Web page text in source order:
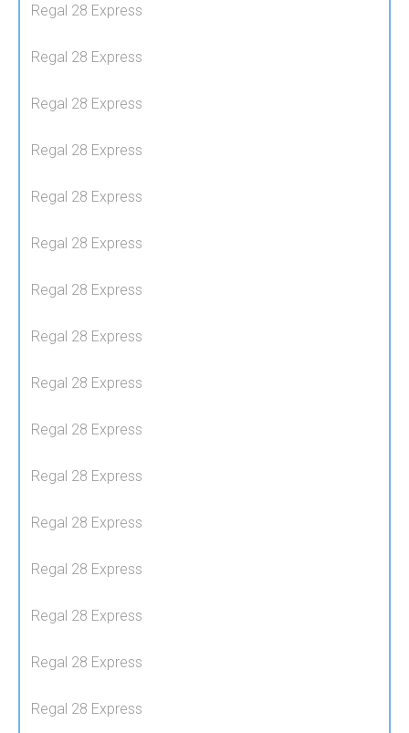
Regal 28 Express
Regal 28 Express
Regal 28 Express
Regal 28 Express
Regal 28 Express
Regal 28 Express
Regal 28 Express
Regal 28 Express
Regal 28 Express
Regal 28 Express
Regal 28 Express
Regal 28 Express
Regal 28 Express
Regal 28 Express
Regal 28 Express
Regal 28 Express